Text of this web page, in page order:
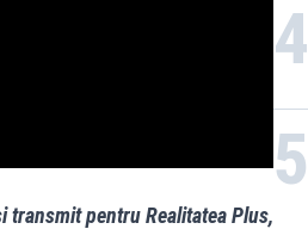
transmit pentru Realitatea Plus,
4
5